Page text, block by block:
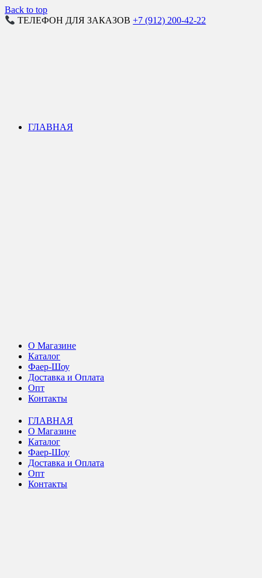
Back to top
ТЕЛЕФОН ДЛЯ ЗАКАЗОВ+7 (912) 200-42-22
ГЛАВНАЯ
О Магазине
Каталог
Фаер-Шоу
Доставка и Оплата
Опт
Контакты
ГЛАВНАЯ
О Магазине
Каталог
Фаер-Шоу
Доставка и Оплата
Опт
Контакты